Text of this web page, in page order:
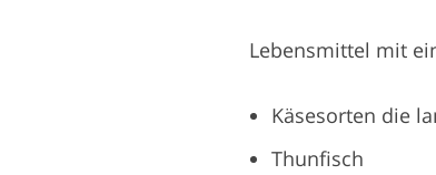
Lebensmittel mit
Käsesorten die
Thunfisch